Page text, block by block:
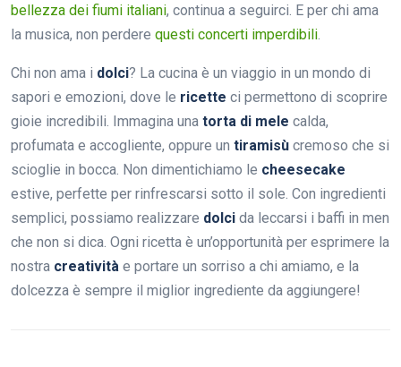
bellezza dei fiumi italiani, continua a seguirci. E per chi ama
la musica, non perdere questi concerti imperdibili
Chi non ama i dolci? La cucina è un viaggio in un mondo di
sapori e emozioni, dove le ricette ci permettono di scoprire
gioie incredibili. Immagina una torta di mele calda,
profumata e accogliente, oppure un tiramisù cremoso che si
scioglie in bocca. Non dimentichiamo le cheesecake
estive, perfette per rinfrescarsi sotto il sole. Con ingredienti
semplici, possiamo realizzare dolci da leccarsi i baffi in men
che non si dica. Ogni ricetta è un’opportunità per esprimere la
nostra creatività e portare un sorriso a chi amiamo, e la
dolcezza è sempre il miglior ingrediente da aggiungere!